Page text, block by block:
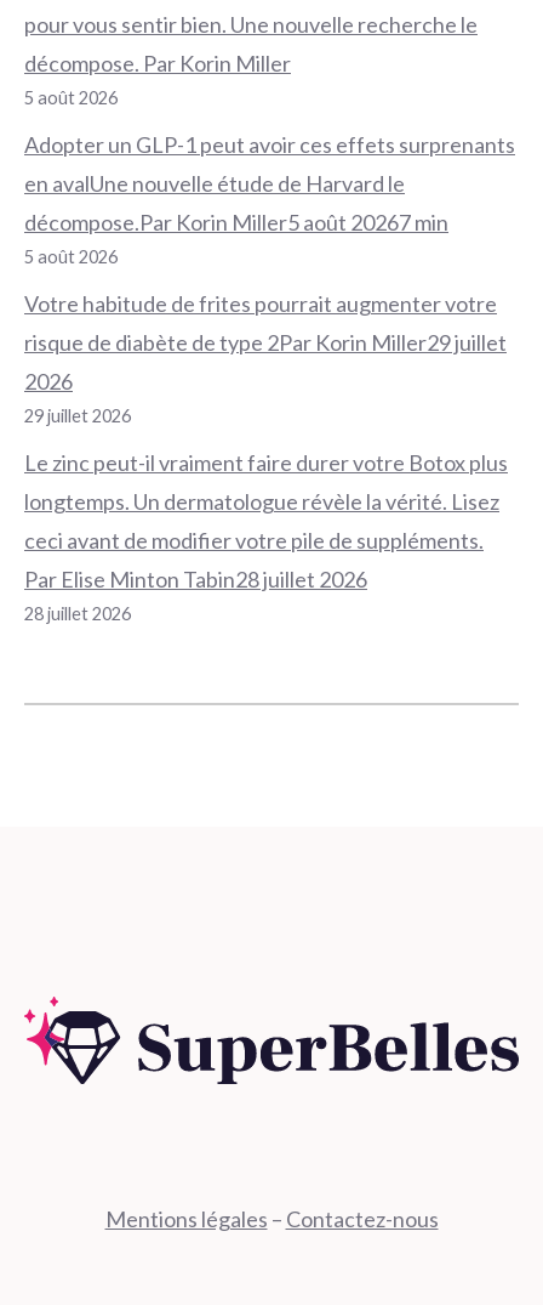
pour vous sentir bien. Une nouvelle recherche le
décompose. Par Korin Miller
5 août 2026
Adopter un GLP-1 peut avoir ces effets surprenants
en avalUne nouvelle étude de Harvard le
décompose.Par Korin Miller5 août 20267 min
5 août 2026
Votre habitude de frites pourrait augmenter votre
risque de diabète de type 2Par Korin Miller29 juillet
2026
29 juillet 2026
Le zinc peut-il vraiment faire durer votre Botox plus
longtemps. Un dermatologue révèle la vérité. Lisez
ceci avant de modifier votre pile de suppléments.
Par Elise Minton Tabin28 juillet 2026
28 juillet 2026
Mentions légales – Contactez-nous